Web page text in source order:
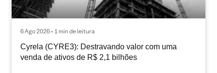
6 Ago 2026 • 1 min de leitura
Cyrela (CYRE3): Destravando valor com uma
venda de ativos de R$ 2,1 bilhões